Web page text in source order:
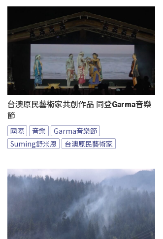
台澳原民藝術家共創作品 同登Garma音樂
節
國際 音樂
Garma音樂節
Suming舒米恩
台澳原民藝術家